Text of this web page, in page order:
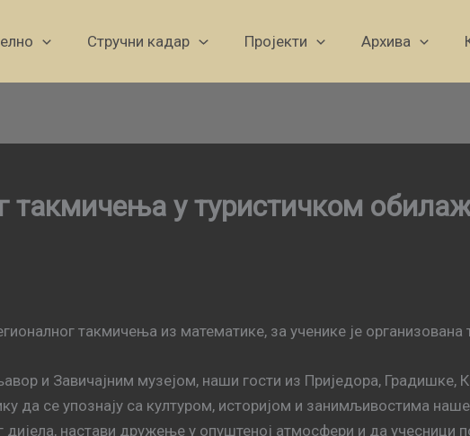
Стручни кадар Пројекти Архива
такмичења у туристичком
такмичења из математике, за ученике је
и Завичајним музејом, наши гости из Приједора, Градишке,
да се упознају са културом, историјом и занимљивостима
настави дружење у опуштеној атмосфери и да учесници